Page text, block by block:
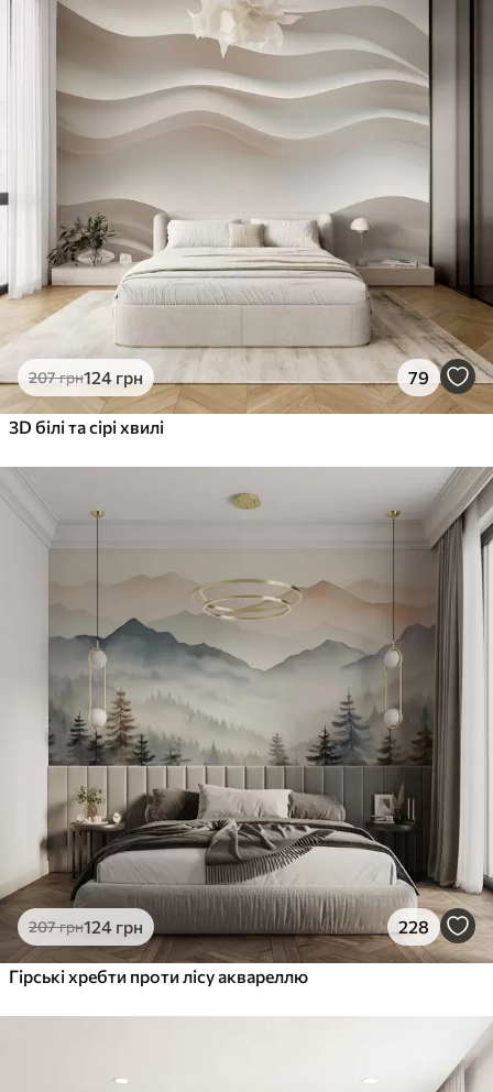
207грн124 грн 79
3D білі та сірі хвилі
207грн124 грн 228
Гірські хребти проти лісу аквареллю